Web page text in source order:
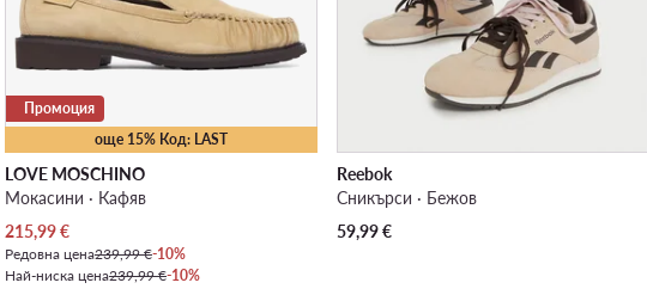
още 15% Код: LAST
Промоция
LOVE MOSCHINO
Мокасини · Кафяв
Актуална цена
215,99€
Редовна цена239,99 €-10%
Най-ниска цена239,99 €-10%
Reebok
Сникърси · Бежов
59,99€